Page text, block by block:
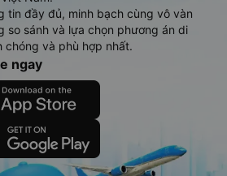
tin đầy đủ, minh bạch cùng vô vàn
so sánh và lựa chọn phương án di
chóng và phù hợp nhất.
ngay